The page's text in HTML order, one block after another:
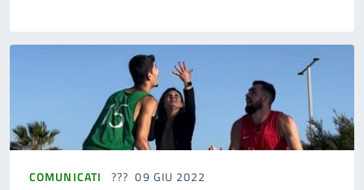
COMUNICATI 09 GIU 2022